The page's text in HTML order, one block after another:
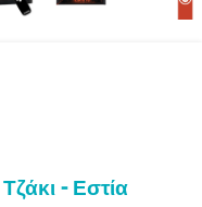
- Εστία